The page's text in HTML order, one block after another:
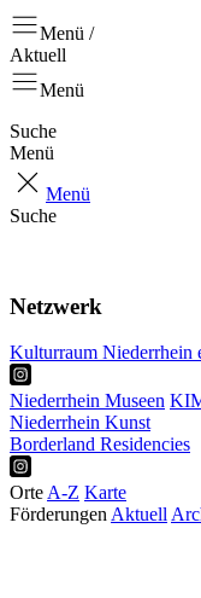
Menü /
Aktuell
Menü
Suche
Menü
Menü
Suche
Netzwerk
Kulturraum Niederrhein
Niederrhein Museen
Niederrhein Kunst
Borderland Residencies
OrteA-Z Karte
FörderungenAktuell